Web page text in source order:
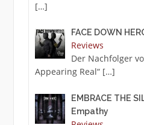
[…]
FACE DOWN
Reviews
Der Nachfolger
Appearing Real“ […]
EMBRACE THE
Empathy